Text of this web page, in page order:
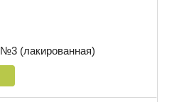
(лакированная)